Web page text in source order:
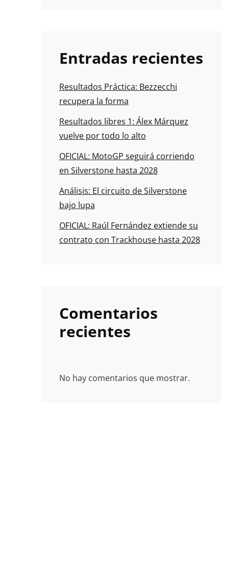
Entradas recientes
Resultados Práctica: Bezzecchi
recupera la forma
Resultados libres 1: Álex Márquez
vuelve por todo lo alto
OFICIAL: MotoGP seguirá corriendo
en Silverstone hasta 2028
Análisis: El circuito de Silverstone
bajo lupa
OFICIAL: Raúl Fernández extiende su
contrato con Trackhouse hasta 2028
Comentarios
recientes
No hay comentarios que mostrar.